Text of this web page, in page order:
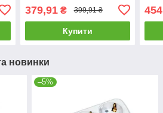
379,91₴ 399,91 ₴
Купити
новинки
–5%